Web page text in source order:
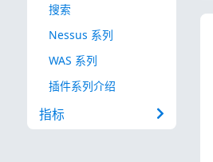
搜索
Nessus 系列
WAS 系列
插件系列介绍
指标